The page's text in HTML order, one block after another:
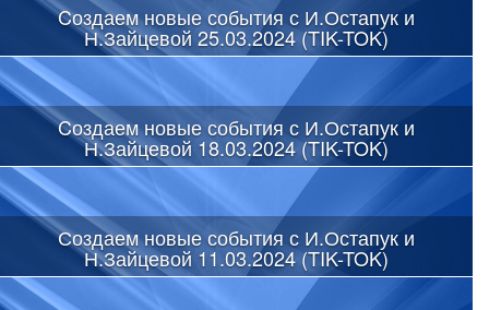
Cоздаем новые события с И.Остапук и
Н.Зайцевой 25.03.2024 (TIK-TOK)
Cоздаем новые события с И.Остапук и
Н.Зайцевой 18.03.2024 (TIK-TOK)
Создаем новые события с И.Остапук и
Н.Зайцевой 11.03.2024 (TIK-TOK)